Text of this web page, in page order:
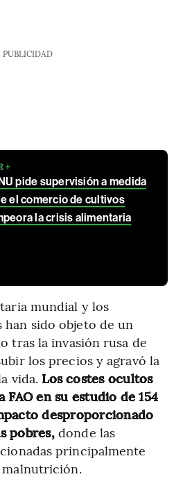
PUBLICIDAD
+
pide supervisión a medida
el comercio de cultivos
la crisis alimentaria
mundial y los
han sido objeto de un
tras la invasión rusa de
los precios y agravó la
vida. Los costes ocultos
en su estudio de 154
desproporcionado
pobres,donde las
principalmente
malnutrición.